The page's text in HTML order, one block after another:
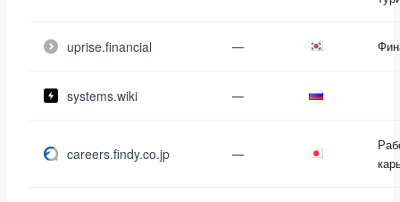
uprise.financial —
systems.wiki —
careers.findy.co.jp —